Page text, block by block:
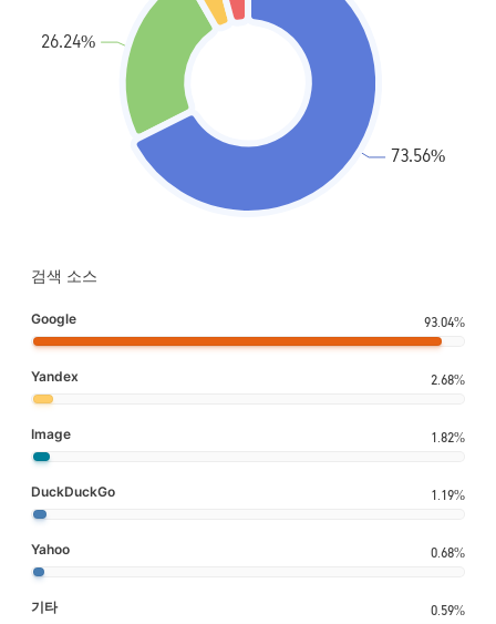
검색 소스
Google 93.04%
Yandex 2.68%
Image 1.82%
DuckDuckGo 1.19%
Yahoo 0.68%
기타 0.59%